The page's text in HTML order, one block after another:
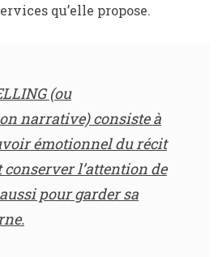
qu’elle propose.
(ou
narrative) consiste à
émotionnel du récit
conserver l’attention de
pour garder sa